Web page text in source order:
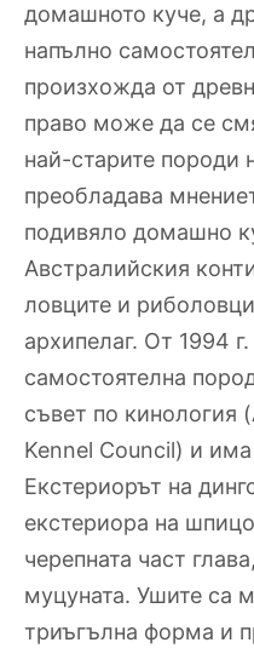
домашното куче, а
напълно
произхожда от
право може да се
най-старите породи
преобладава
подивяло домашно
Австралийския
ловците и
архипелаг. От 1994
самостоятелна
съвет по кинология
Kennel Council) и
Екстериорът на
екстериора на
черепната част
муцуната. Ушите са
триъгълна форма и